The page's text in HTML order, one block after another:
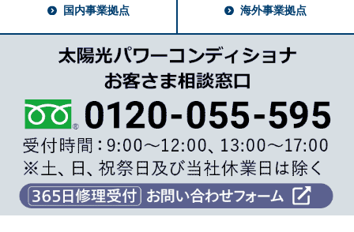
国内事業拠点 海外事業拠点